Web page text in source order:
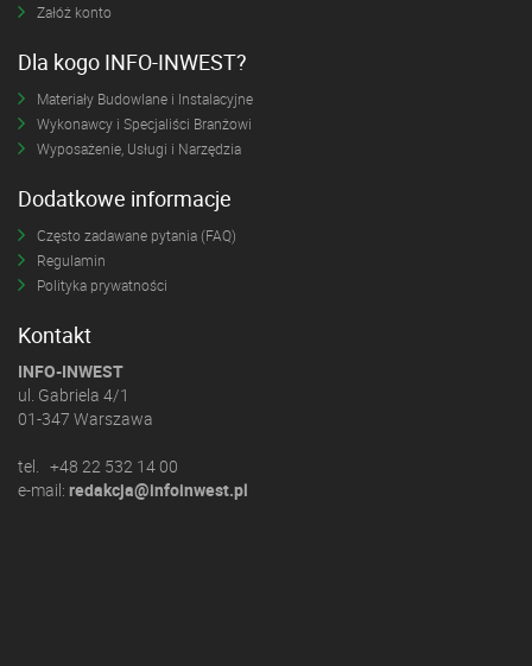
Załóż konto
Dla kogo INFO-INWEST?
Materiały Budowlane i Instalacyjne
Wykonawcy i Specjaliści Branżowi
Wyposażenie, Usługi i Narzędzia
Dodatkowe informacje
Często zadawane pytania (FAQ)
Regulamin
Polityka prywatności
Kontakt
INFO-INWEST
ul. Gabriela 4/1
01-347 Warszawa
tel. +48 22 532 14 00
e-mail: redakcja@infoinwest.pl